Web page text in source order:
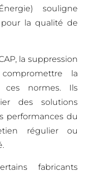
souligne
pour la qualité de
la suppression
la
normes. Ils
des solutions
performances du
régulier ou
fabricants